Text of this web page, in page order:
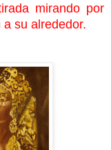
mirando por
su alrededor.